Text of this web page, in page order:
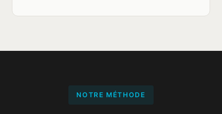
NOTRE MÉTHODE